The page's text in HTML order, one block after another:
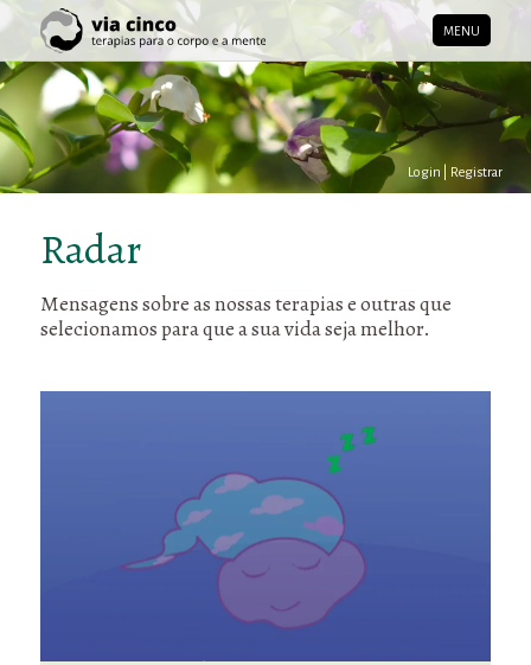
MENU
Login Registrar
Radar
Mensagens sobre as nossas terapias e outras que
selecionamos para que a sua vida seja melhor.